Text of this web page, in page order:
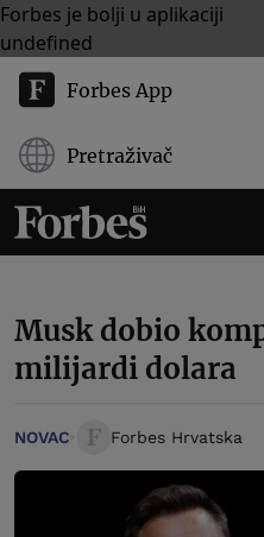
Forbes je bolji u aplikaciji
undefined
Forbes App
Pretraživač
Musk dobio
milijardi dolara
NOVAC Forbes Hrvatska